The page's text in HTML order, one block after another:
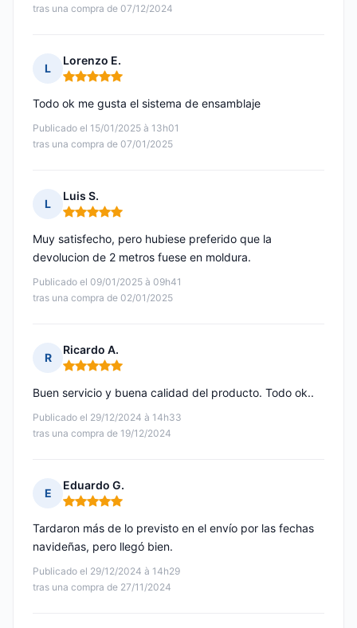
tras una compra de 07/12/2024
L
Lorenzo E.
Nota: 5 de 5
Publicado el 15/01/2025 à 13h01
tras una compra de 07/01/2025
Todo ok me gusta el sistema de ensamblaje
L
Luis S.
Nota: 5 de 5
Publicado el 09/01/2025 à 09h41
tras una compra de 02/01/2025
Muy satisfecho, pero hubiese preferido que la
devolucion de 2 metros fuese en moldura.
R
Ricardo A.
Nota: 5 de 5
Publicado el 29/12/2024 à 14h33
tras una compra de 19/12/2024
Buen servicio y buena calidad del producto. Todo ok..
E
Eduardo G.
Nota: 5 de 5
Publicado el 29/12/2024 à 14h29
tras una compra de 27/11/2024
Tardaron más de lo previsto en el envío por las fechas
navideñas, pero llegó bien.